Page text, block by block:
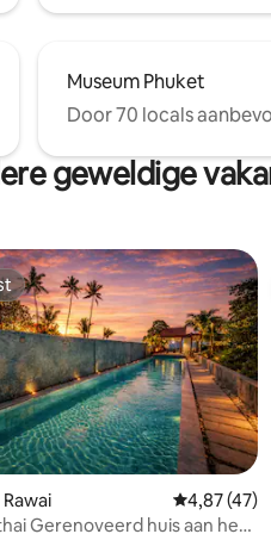
villa, het eigen risico is 7 THB
luidruchtige feesten in de
Museum Phuket
Door 70 locals
geweldige
van 4,87 op 5, 85 recensies
4,87 (47)
Gerenoveerd huis aan het